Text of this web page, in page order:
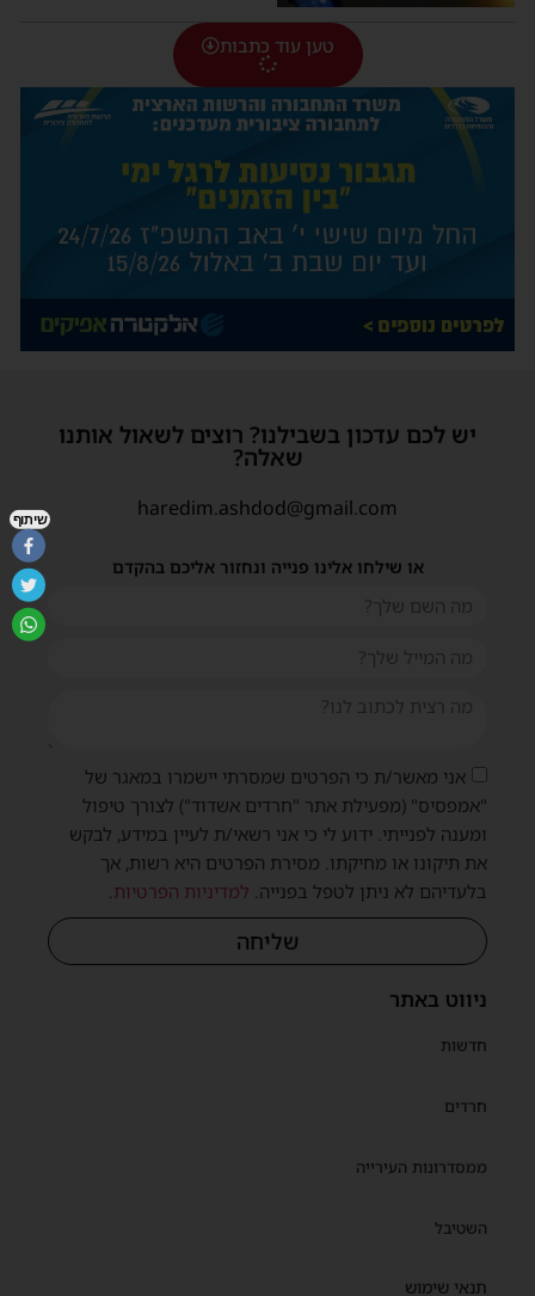
טען עוד כתבות
ניווט באתר
חדשות
חרדים
ממסדרונות העירייה
השטיבל
תנאי שימוש
יש לכם עדכון בשבילנו? רוצים לשאול אותנו
שאלה?
haredim.ashdod@gmail.com
או שילחו אלינו פנייה ונחזור אליכם בהקדם
אני מאשר/ת כי הפרטים שמסרתי יישמרו במאגר של
"אמפסיס" (מפעילת אתר "חרדים אשדוד") לצורך טיפול
ומענה לפנייתי. ידוע לי כי אני רשאי/ת לעיין במידע, לבקש
את תיקונו או מחיקתו. מסירת הפרטים היא רשות, אך
בלעדיהם לא ניתן לטפל בפנייה. למדיניות הפרטיות.
שליחה
שיתוף